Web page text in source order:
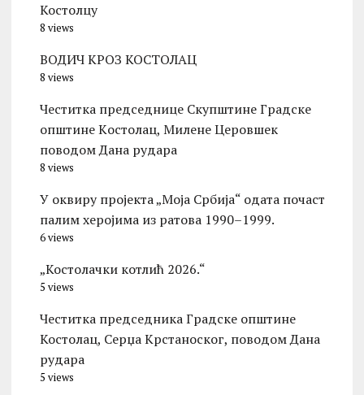
Костолцу
8 views
ВОДИЧ КРОЗ КОСТОЛАЦ
8 views
Честитка председнице Скупштине Градске
општине Kостолац, Милене Церовшек
поводом Дана рудара
8 views
У оквиру пројекта „Моја Србија“ одата почаст
палим херојима из ратова 1990–1999.
6 views
„Костолачки котлић 2026.“
5 views
Честитка председника Градске општине
Костолац, Серџа Крстаноског, поводом Дана
рудара
5 views